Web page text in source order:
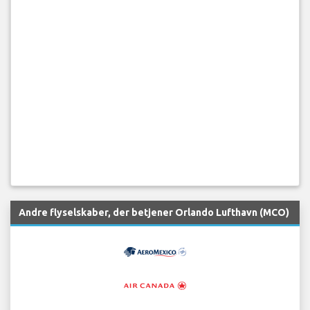
Andre flyselskaber, der betjener Orlando Lufthavn (MCO)